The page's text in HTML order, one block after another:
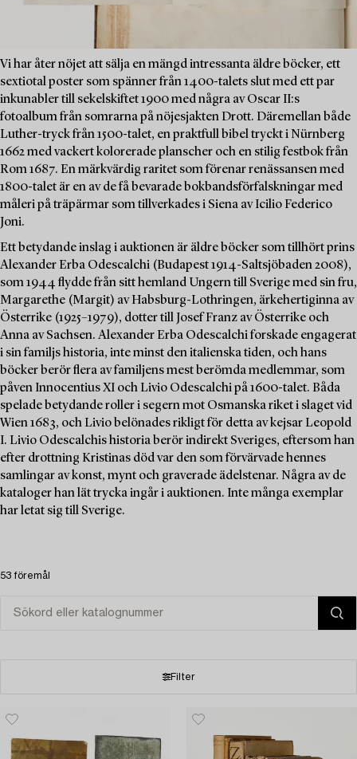
Vi har åter nöjet att sälja en mängd intressanta äldre böcker, ett
sextiotal poster som spänner från 1400-talets slut med ett par
inkunabler till sekelskiftet 1900 med några av Oscar II:s
fotoalbum från somrarna på nöjesjakten Drott. Däremellan både
Luther-tryck från 1500-talet, en praktfull bibel tryckt i Nürnberg
1662 med vackert kolorerade planscher och en stilig festbok från
Rom 1687. En märkvärdig raritet som förenar renässansen med
1800-talet är en av de få bevarade bokbandsförfalskningar med
måleri på träpärmar som tillverkades i Siena av Icilio Federico
Joni.
Ett betydande inslag i auktionen är äldre böcker som tillhört prins
Alexander Erba Odescalchi (Budapest 1914-Saltsjöbaden 2008),
som 1944 flydde från sitt hemland Ungern till Sverige med sin fru,
Margarethe (Margit) av Habsburg-Lothringen, ärkehertiginna av
Österrike (1925–1979), dotter till Josef Franz av Österrike och
Anna av Sachsen. Alexander Erba Odescalchi forskade engagerat
i sin familjs historia, inte minst den italienska tiden, och hans
böcker berör flera av familjens mest berömda medlemmar, som
påven Innocentius XI och Livio Odescalchi på 1600-talet. Båda
spelade betydande roller i segern mot Osmanska riket i slaget vid
Wien 1683, och Livio belönades rikligt för detta av kejsar Leopold
I. Livio Odescalchis historia berör indirekt Sveriges, eftersom han
efter drottning Kristinas död var den som förvärvade hennes
samlingar av konst, mynt och graverade ädelstenar. Några av de
kataloger han lät trycka ingår i auktionen. Inte många exemplar
har letat sig till Sverige.
53 föremål
Filter